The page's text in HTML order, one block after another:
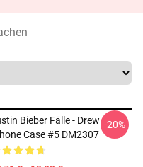
Bieber Fälle - Drew
Case #5 DM2307
-20%